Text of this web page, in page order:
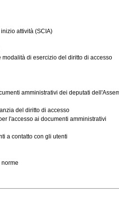
attività (SCIA)
di esercizio del diritto di accesso
amministrativi dei deputati
del diritto di accesso
l'accesso ai documenti amministrativi
a contatto con gli utenti